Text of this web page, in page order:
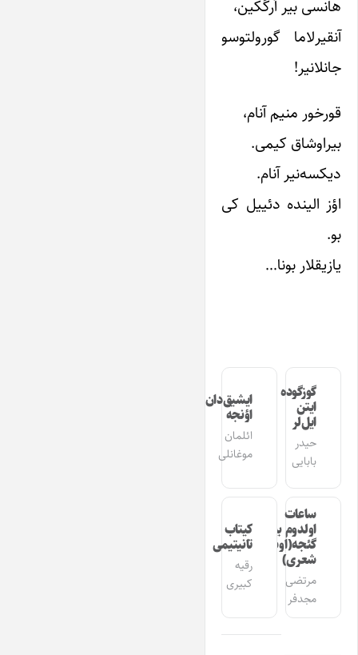
هانسی بیر اَرکَکین،
آنقیرلاما گورولتوسو
جانلانیر!
قورخور منیم آنام،
بیراوشاق کیمی.
دیکسه‌نیر آنام.
اؤز الینده دئییل کی
بو.
یازیقلار بونا…
گوزگوده
ایتن
ایل‌لر
حیدر
بابایی
ایشیق‌دان
اؤنجه
ائلمان
موغانلی
ساعات
اولدوم بیر
گئجه(اوشاق
شعری)
مرتضی
مجدفر
کیتاب
تانیتیمی
رقیه
کبیری